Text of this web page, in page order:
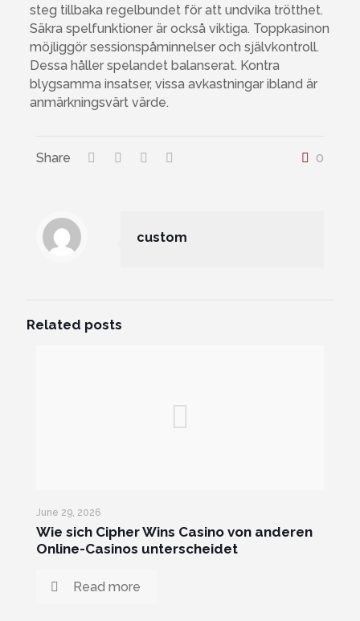
steg tillbaka regelbundet för att undvika trötthet.
Säkra spelfunktioner är också viktiga. Toppkasinon
möjliggör sessionspåminnelser och självkontroll.
Dessa håller spelandet balanserat. Kontra
blygsamma insatser, vissa avkastningar ibland är
anmärkningsvärt värde.
Share 0
custom
Related posts
June 29, 2026
Wie sich Cipher Wins Casino von anderen
Online-Casinos unterscheidet
Read more